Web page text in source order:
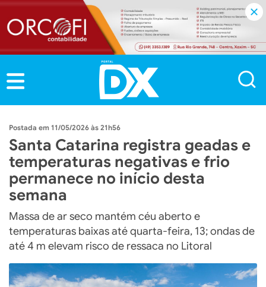
11/05/2026 às 21h56
Santa Catarina registra geadas e
temperaturas negativas e frio
permanece no início desta
semana
Massa de ar seco mantém céu aberto e
temperaturas baixas até quarta-feira, 13; ondas de
até 4 m elevam risco de ressaca no Litoral